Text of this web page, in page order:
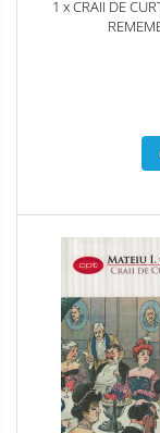
1 x CRAII DE